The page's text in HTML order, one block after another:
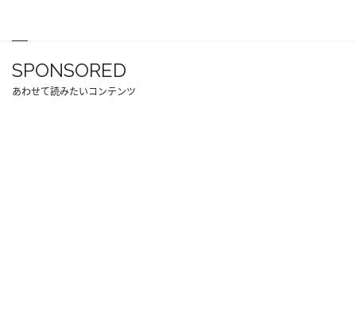
SPONSORED
あわせて読みたいコンテンツ